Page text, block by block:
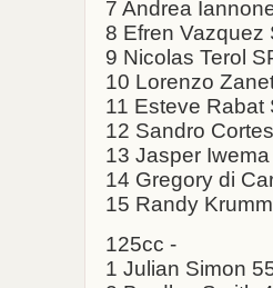
7 Andrea
8 Efren Vazquez
9 Nicolas Terol
10 Lorenzo
11 Esteve Rabat
12 Sandro
13 Jasper
14 Gregory di
15 Randy
125cc -
1 Julian Simon